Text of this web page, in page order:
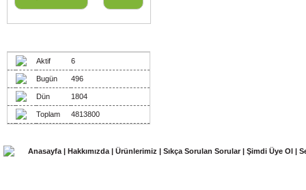
Aktif 6
Bugün 496
Dün 1804
Toplam 4813800
Anasayfa | Hakkımızda | Ürünlerimiz | Sıkça Sorulan Sorular | Şimdi Üye Ol |